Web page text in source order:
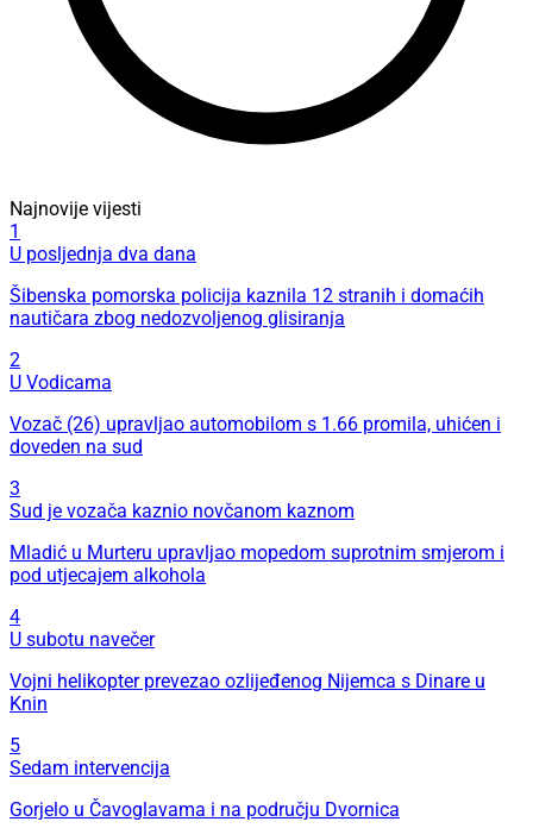
Najnovije vijesti
1
U posljednja dva dana
Šibenska pomorska policija kaznila 12 stranih i domaćih
nautičara zbog nedozvoljenog glisiranja
2
U Vodicama
Vozač (26) upravljao automobilom s 1.66 promila, uhićen i
doveden na sud
3
Sud je vozača kaznio novčanom kaznom
Mladić u Murteru upravljao mopedom suprotnim smjerom i
pod utjecajem alkohola
4
U subotu navečer
Vojni helikopter prevezao ozlijeđenog Nijemca s Dinare u
Knin
5
Sedam intervencija
Gorjelo u Čavoglavama i na području Dvornica